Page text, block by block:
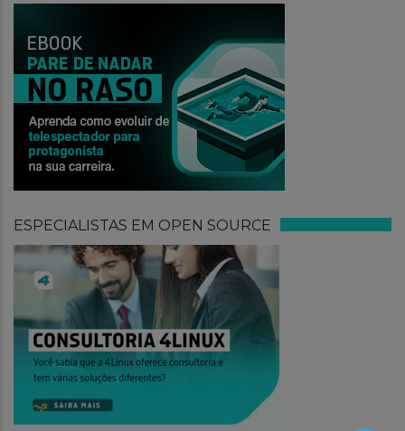
ESPECIALISTAS EM OPEN SOURCE